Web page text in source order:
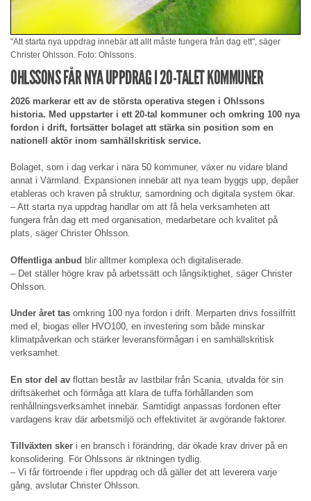
"Att starta nya uppdrag innebär att allt måste fungera från dag ett", säger
Christer Ohlsson. Foto: Ohlssons.
OHLSSONS FÅR NYA UPPDRAG I 20-TALET KOMMUNER
2026 markerar ett av de största operativa stegen i Ohlssons
historia. Med uppstarter i ett 20-tal kommuner och omkring 100 nya
fordon i drift, fortsätter bolaget att stärka sin position som en
nationell aktör inom samhällskritisk service.
Bolaget, som i dag verkar i nära 50 kommuner, växer nu vidare bland
annat i Värmland. Expansionen innebär att nya team byggs upp, depåer
etableras och kraven på struktur, samordning och digitala system ökar.
– Att starta nya uppdrag handlar om att få hela verksamheten att
fungera från dag ett med organisation, medarbetare och kvalitet på
plats, säger Christer Ohlsson.
Offentliga anbud blir alltmer komplexa och digitaliserade.
– Det ställer högre krav på arbetssätt och långsiktighet, säger Christer
Ohlsson.
Under året tas omkring 100 nya fordon i drift. Merparten drivs fossilfritt
med el, biogas eller HVO100, en investering som både minskar
klimatpåverkan och stärker leveransförmågan i en samhällskritisk
verksamhet.
En stor del av flottan består av lastbilar från Scania, utvalda för sin
driftsäkerhet och förmåga att klara de tuffa förhållanden som
renhållningsverksamhet innebär. Samtidigt anpassas fordonen efter
vardagens krav där arbetsmiljö och effektivitet är avgörande faktorer.
Tillväxten sker i en bransch i förändring, där ökade krav driver på en
konsolidering. För Ohlssons är riktningen tydlig.
– Vi får förtroende i fler uppdrag och då gäller det att leverera varje
gång, avslutar Christer Ohlsson.